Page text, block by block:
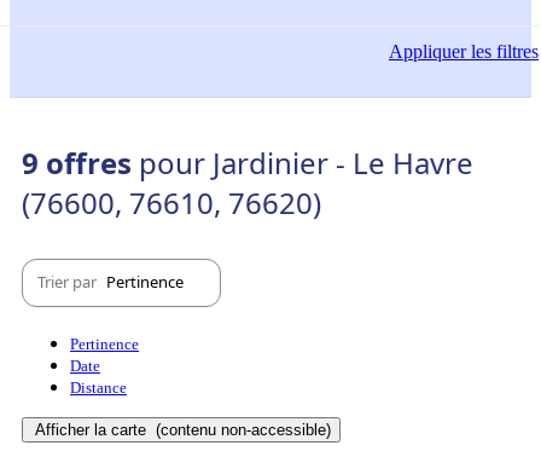
Appliquerles filtres
9 offres pour Jardinier - Le Havre
(76600, 76610, 76620)
Trier par Pertinence
Pertinence
Date
Distance
Afficher la carte (contenu non-accessible)